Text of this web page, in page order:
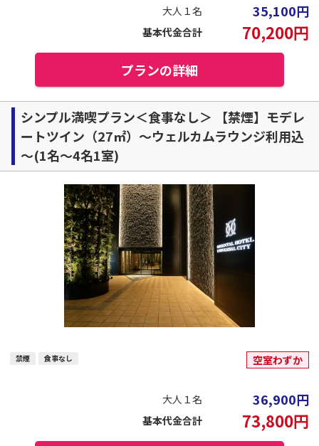
大人１名 35,100円
基本代金合計 70,200円
プランの詳細
シンプル満喫プラン＜食事なし＞ 【禁煙】モデレ
ートツイン（27㎡）～ウェルカムラウンジ利用込
～(1名～4名1室)
禁煙 食事なし 空室わずか
大人１名 36,900円
基本代金合計 73,800円